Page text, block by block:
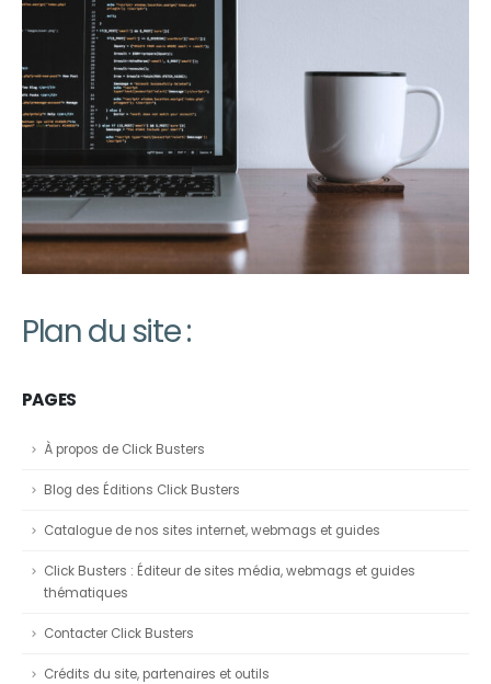
Plan du site :
PAGES
À propos de Click Busters
Blog des Éditions Click Busters
Catalogue de nos sites internet, webmags et guides
Click Busters : Éditeur de sites média, webmags et guides
thématiques
Contacter Click Busters
Crédits du site, partenaires et outils